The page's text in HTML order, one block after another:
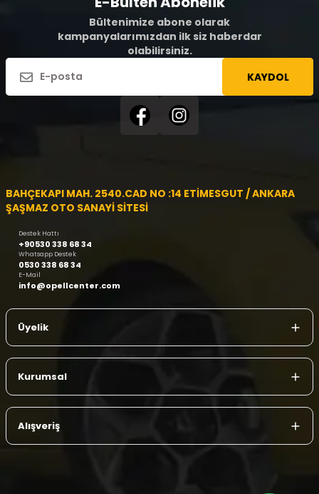
Bültenimize abone olarak
kampanyalarımızdan ilk siz haberdar
olabilirsiniz.
KAYDOL
BAHÇEKAPI MAH. 2540.CAD NO :14 ETİMESGUT / ANKARA
ŞAŞMAZ OTO SANAYİ SİTESİ
Destek Hattı
+90530 338 68 34
Whatsapp Destek
0530 338 68 34
E-Mail
info@opellcenter.com
Üyelik
Kurumsal
Alışveriş